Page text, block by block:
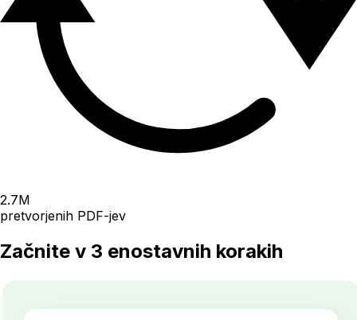
2.7M
pretvorjenih PDF-jev
Začnite v 3 enostavnih korakih